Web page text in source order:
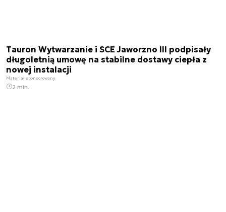
Tauron Wytwarzanie i SCE Jaworzno III podpisały
długoletnią umowę na stabilne dostawy ciepła z
nowej instalacji
Materiał sponsorowany
2 min.